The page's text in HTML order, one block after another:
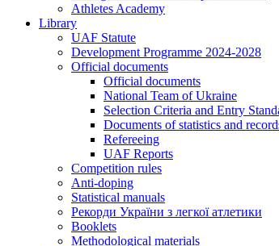
Athletes Academy
Library
UAF Statute
Development Programme 2024-2028
Official documents
Official documents
National Team of Ukraine
Selection Criteria and Entry
Documents of statistics and
Refereeing
UAF Reports
Competition rules
Anti-doping
Statistical manuals
Рекорди України з легкої атлетики
Booklets
Methodological materials